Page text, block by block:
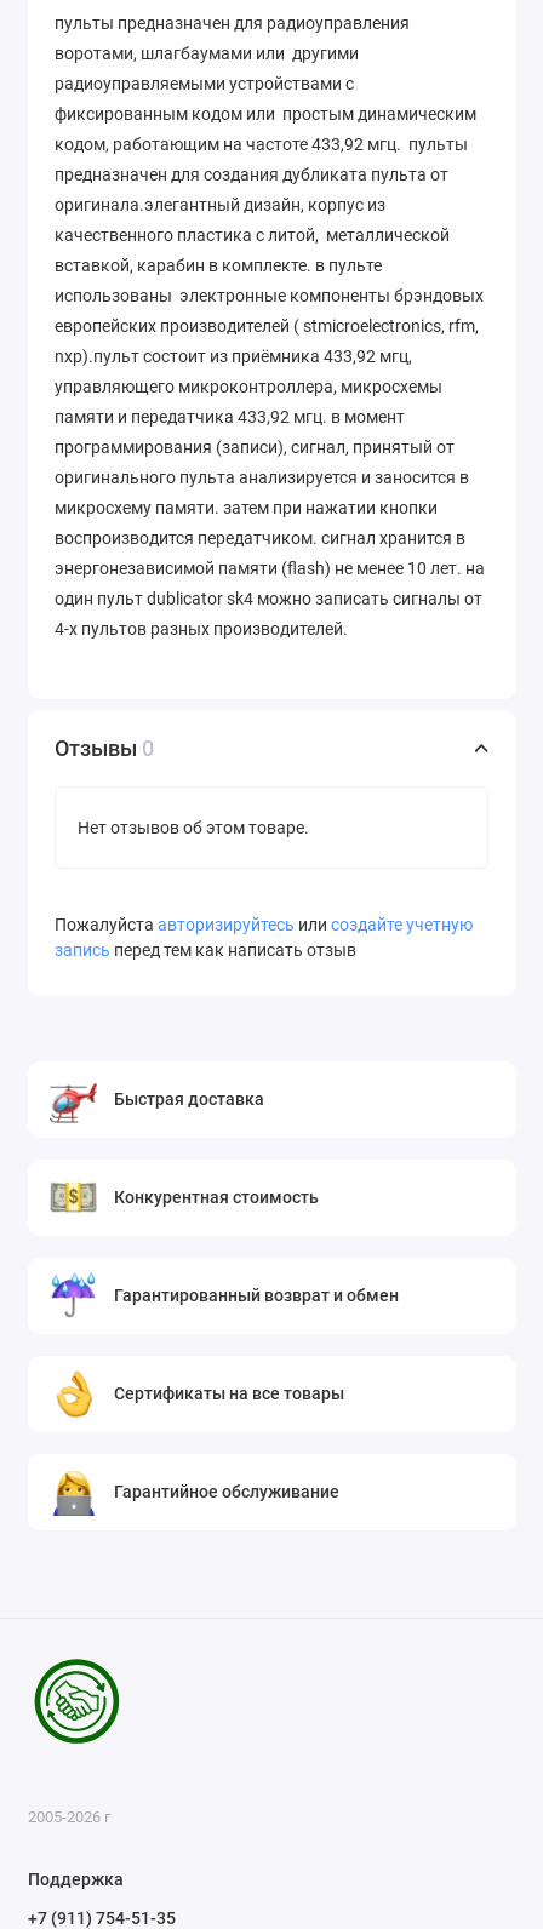
пульты предназначен для радиоуправления
воротами, шлагбаумами или другими
радиоуправляемыми устройствами с
фиксированным кодом или простым динамическим
кодом, работающим на частоте 433,92 мгц. пульты
предназначен для создания дубликата пульта от
оригинала.элегантный дизайн, корпус из
качественного пластика с литой, металлической
вставкой, карабин в комплекте. в пульте
использованы электронные компоненты брэндовых
европейских производителей ( stmicroelectronics, rfm,
nxp).пульт состоит из приёмника 433,92 мгц,
управляющего микроконтроллера, микросхемы
памяти и передатчика 433,92 мгц. в момент
программирования (записи), сигнал, принятый от
оригинального пульта анализируется и заносится в
микросхему памяти. затем при нажатии кнопки
воспроизводится передатчиком. сигнал хранится в
энергонезависимой памяти (flash) не менее 10 лет. на
один пульт dublicator sk4 можно записать сигналы от
4-х пультов разных производителей.
Отзывы 0
Нет отзывов об этом товаре.
Пожалуйста авторизируйтесь или создайте учетную
запись перед тем как написать отзыв
Быстрая доставка
Конкурентная стоимость
Гарантированный возврат и обмен
Сертификаты на все товары
Гарантийное обслуживание
2005-2026 г
Поддержка
+7 (911) 754-51-35